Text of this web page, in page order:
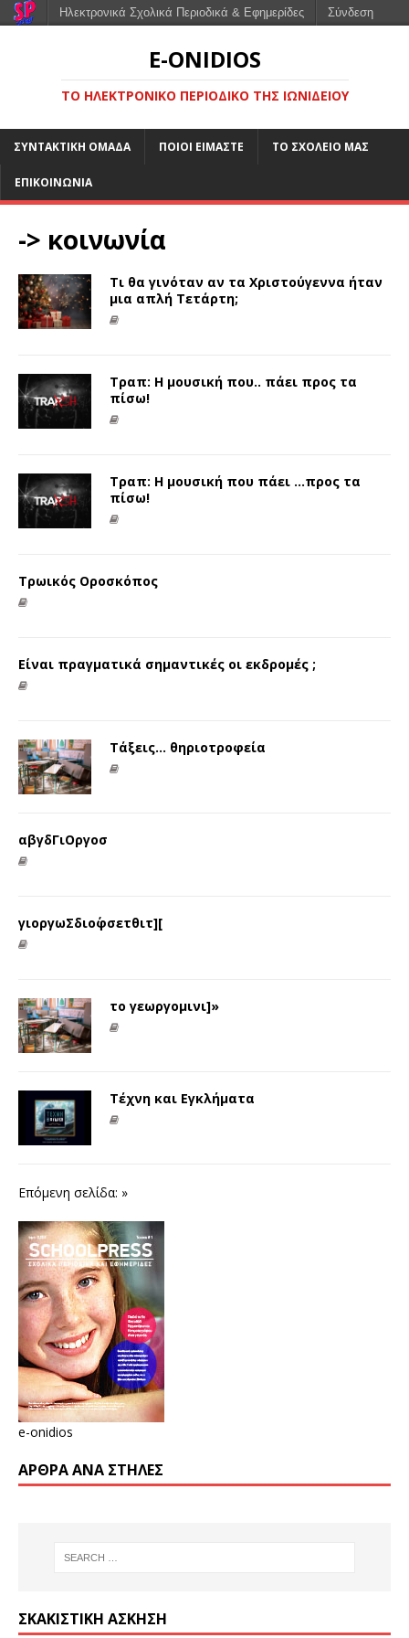
E-ONIDIOS
ΤΟ ΗΛΕΚΤΡΟΝΙΚΌ ΠΕΡΙΟΔΙΚΌ ΤΗΣ ΙΩΝΙΔΕΊΟΥ
ΣΥΝΤΑΚΤΙΚΉ ΟΜΆΔΑ ΠΟΙΟΙ ΕΊΜΑΣΤΕ ΤΟ ΣΧΟΛΕΊΟ ΜΑΣ
ΕΠΙΚΟΙΝΩΝΊΑ
-> κοινωνία
Τι θα γινόταν αν τα Χριστούγεννα ήταν
μια απλή Τετάρτη;
Τραπ: Η μουσική που.. πάει προς τα
πίσω!
Τραπ: Η μουσική που πάει …προς τα
πίσω!
Τρωικός Οροσκόπος
Είναι πραγματικά σημαντικές οι εκδρομές ;
Τάξεις… θηριοτροφεία
αβγδΓιΟργοσ
γιοργωΣδιο΄φσετθιτ][
το γεωργομινι]»
Τέχνη και Εγκλήματα
Επόμενη σελίδα: »
e-onidios
ΆΡΘΡΑ ΑΝΆ ΣΤΉΛΕΣ
ΣΚΑΚΙΣΤΙΚΉ ΆΣΚΗΣΗ
Ηλεκτρονικά Σχολικά Περιοδικά & Εφημερίδες Σύνδεση